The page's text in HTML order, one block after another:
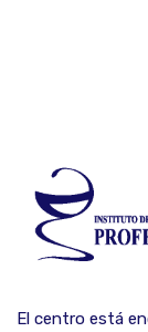
El centro está